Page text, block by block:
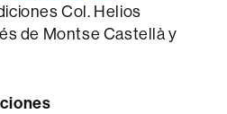
Col. Helios
de Montse Castellà y